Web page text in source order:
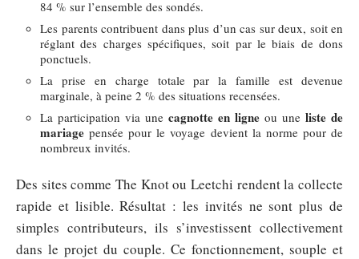
84 % sur l’ensemble des sondés.
Les parents contribuent dans plus d’un cas sur deux, soit en
réglant des charges spécifiques, soit par le biais de dons
ponctuels.
La prise en charge totale par la famille est devenue
marginale, à peine 2 % des situations recensées.
La participation via une cagnotte en ligne ou une liste de
mariage pensée pour le voyage devient la norme pour de
nombreux invités.
Des sites comme The Knot ou Leetchi rendent la collecte
rapide et lisible. Résultat : les invités ne sont plus de
simples contributeurs, ils s’investissent collectivement
dans le projet du couple. Ce fonctionnement, souple et